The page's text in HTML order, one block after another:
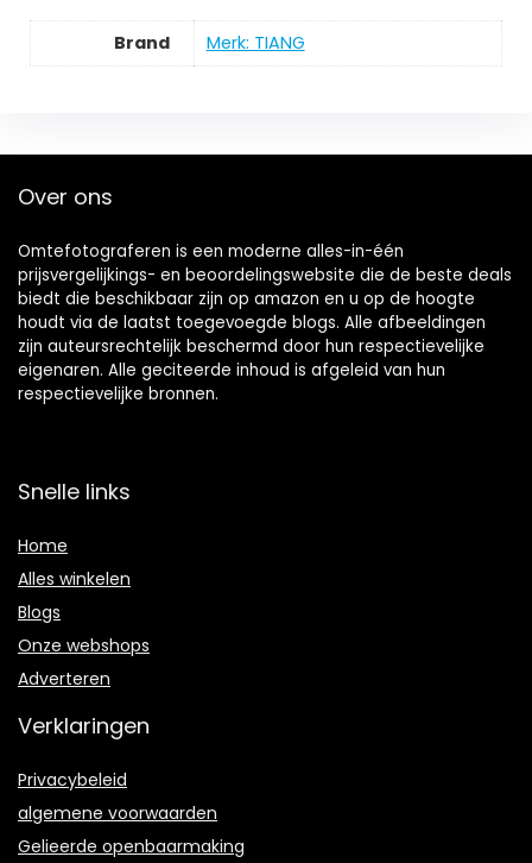
Brand Merk: TIANG
Over ons
Omtefotograferen is een moderne alles-in-één
prijsvergelijkings- en beoordelingswebsite die de beste deals
biedt die beschikbaar zijn op amazon en u op de hoogte
houdt via de laatst toegevoegde blogs. Alle afbeeldingen
zijn auteursrechtelijk beschermd door hun respectievelijke
eigenaren. Alle geciteerde inhoud is afgeleid van hun
respectievelijke bronnen.
Snelle links
Home
Alles winkelen
Blogs
Onze webshops
Adverteren
Verklaringen
Privacybeleid
algemene voorwaarden
Gelieerde openbaarmaking